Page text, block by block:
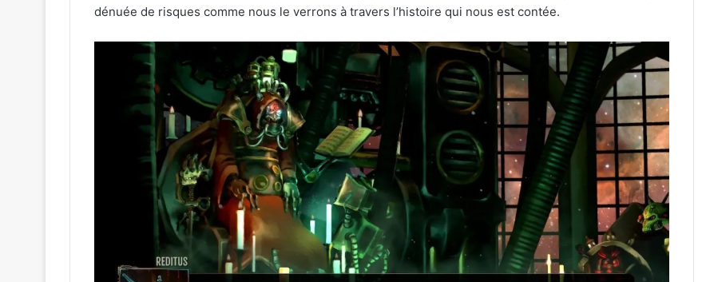
dénuée de risques comme nous le verrons à travers l’histoire qui nous est contée.